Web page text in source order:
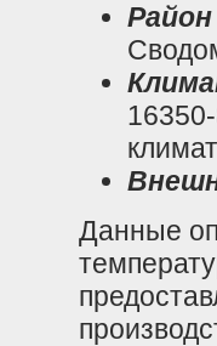
Район
Данные